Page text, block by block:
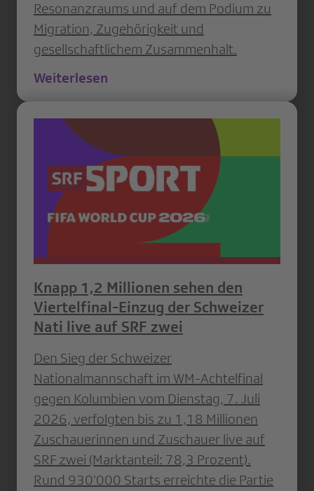
Resonanzraums und auf dem Podium zu
Migration, Zugehörigkeit und
gesellschaftlichem Zusammenhalt.
Weiterlesen
Knapp 1,2 Millionen sehen den
Viertelfinal-Einzug der Schweizer
Nati live auf SRF zwei
Den Sieg der Schweizer
Nationalmannschaft im WM-Achtelfinal
gegen Kolumbien vom Dienstag, 7. Juli
2026, verfolgten bis zu 1,18 Millionen
Zuschauerinnen und Zuschauer live auf
SRF zwei (Marktanteil: 78,3 Prozent).
Rund 930’000 Starts erreichte die Partie